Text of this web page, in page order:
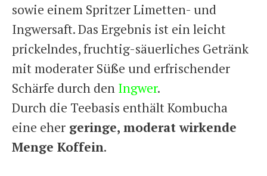
sowie einem Spritzer Limetten- und
Ingwersaft. Das Ergebnis ist ein leicht
prickelndes, fruchtig-säuerliches Getränk
mit moderater Süße und erfrischender
Schärfe durch den Ingwer.
Durch die Teebasis enthält Kombucha
eine eher geringe, moderat wirkende
Menge Koffein.